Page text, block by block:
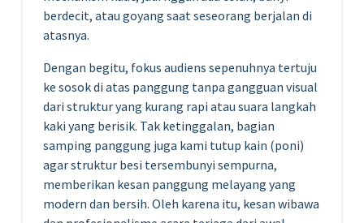
berdecit, atau goyang saat seseorang berjalan di
atasnya.
Dengan begitu, fokus audiens sepenuhnya tertuju
ke sosok di atas panggung tanpa gangguan visual
dari struktur yang kurang rapi atau suara langkah
kaki yang berisik. Tak ketinggalan, bagian
samping panggung juga kami tutup kain (poni)
agar struktur besi tersembunyi sempurna,
memberikan kesan panggung melayang yang
modern dan bersih. Oleh karena itu, kesan wibawa